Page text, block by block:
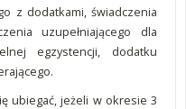
z dodatkami, świadczenia
uzupełniającego dla
egzystencji, dodatku
ubiegać, jeżeli w okresie 3